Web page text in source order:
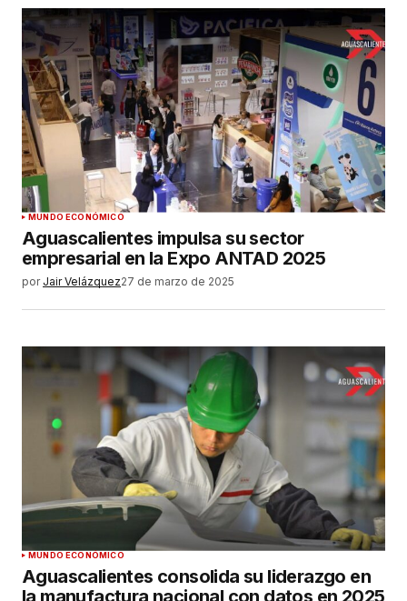
MUNDO ECONÓMICO
Aguascalientes impulsa su sector
empresarial en la Expo ANTAD 2025
por Jair Velázquez27 de marzo de 2025
MUNDO ECONÓMICO
Aguascalientes consolida su liderazgo en
la manufactura nacional con datos en 2025